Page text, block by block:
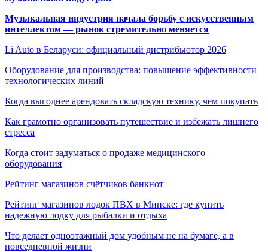
Музыкальная индустрия начала борьбу с искусственным
интеллектом — рынок стремительно меняется
Li Auto в Беларуси: официальный дистрибьютор 2026
Оборудование для производства: повышение эффективности
технологических линий
Когда выгоднее арендовать складскую технику, чем покупать
Как грамотно организовать путешествие и избежать лишнего
стресса
Когда стоит задуматься о продаже медицинского
оборудования
Рейтинг магазинов счётчиков банкнот
Рейтинг магазинов лодок ПВХ в Минске: где купить
надежную лодку для рыбалки и отдыха
Что делает одноэтажный дом удобным не на бумаге, а в
повседневной жизни